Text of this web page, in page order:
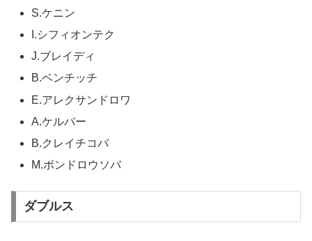
S.ケニン
I.シフィオンテク
J.ブレイディ
B.ベンチッチ
E.アレクサンドロワ
A.ケルバー
B.クレイチコバ
M.ボンドロウソバ
ダブルス